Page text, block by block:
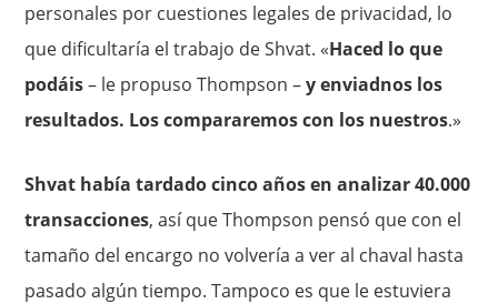
personales por cuestiones legales de privacidad, lo
que dificultaría el trabajo de Shvat. «Haced lo que
podáis– le propuso Thompson –y enviadnos los
resultados. Los compararemos con los nuestros.»
Shvat había tardado cinco años en analizar 40.000
transacciones, así que Thompson pensó que con el
tamaño del encargo no volvería a ver al chaval hasta
pasado algún tiempo. Tampoco es que le estuviera